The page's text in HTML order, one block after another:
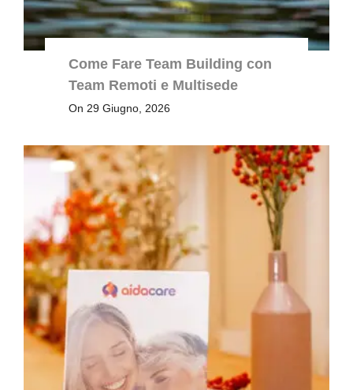
Come Fare Team Building con
Team Remoti e Multisede
On 29 Giugno, 2026